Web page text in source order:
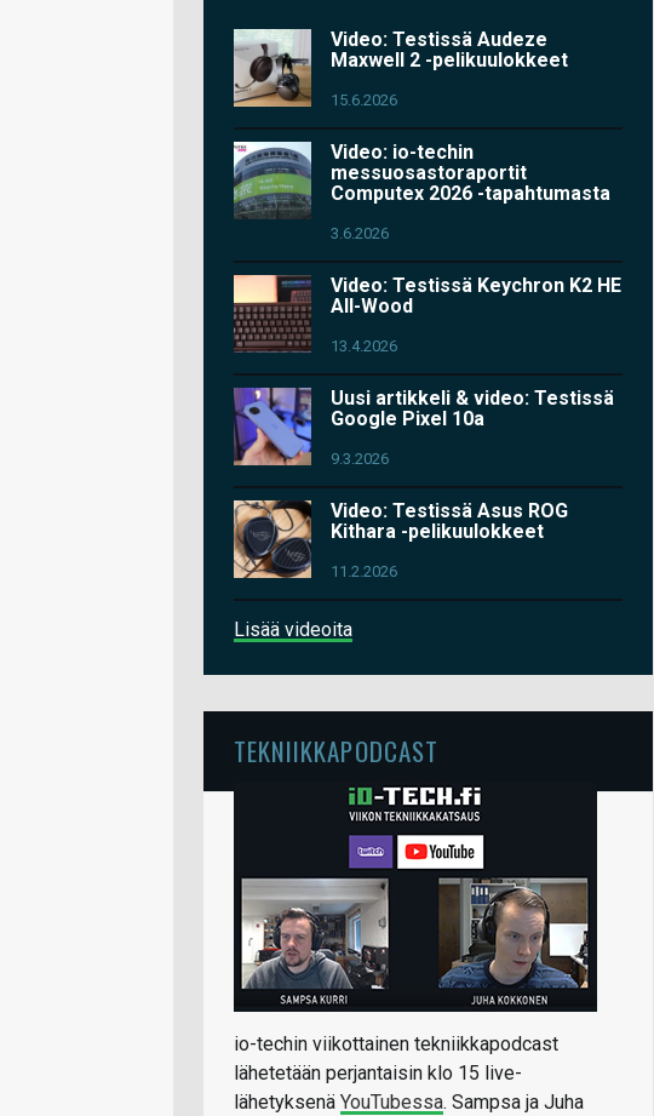
Video: Testissä Audeze
Maxwell 2 -pelikuulokkeet
15.6.2026
Video: io-techin
messuosastoraportit
Computex 2026 -tapahtumasta
3.6.2026
Video: Testissä Keychron K2 HE
All-Wood
13.4.2026
Uusi artikkeli & video: Testissä
Google Pixel 10a
9.3.2026
Video: Testissä Asus ROG
Kithara -pelikuulokkeet
11.2.2026
Lisää videoita
TEKNIIKKAPODCAST
io-techin viikottainen tekniikkapodcast
lähetetään perjantaisin klo 15 live-
lähetyksenä YouTubessa. Sampsa ja Juha